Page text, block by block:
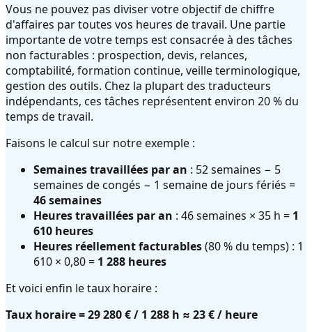
Vous ne pouvez pas diviser votre objectif de chiffre
d'affaires par toutes vos heures de travail. Une partie
importante de votre temps est consacrée à des tâches
non facturables : prospection, devis, relances,
comptabilité, formation continue, veille terminologique,
gestion des outils. Chez la plupart des traducteurs
indépendants, ces tâches représentent environ 20 % du
temps de travail.
Faisons le calcul sur notre exemple :
Semaines travaillées par an : 52 semaines − 5
semaines de congés − 1 semaine de jours fériés =
46 semaines
Heures travaillées par an : 46 semaines × 35 h = 1
610 heures
Heures réellement facturables(80 % du temps) : 1
610 × 0,80 = 1 288 heures
Et voici enfin le taux horaire :
Taux horaire = 29 280 € / 1 288 h ≈ 23 € / heure